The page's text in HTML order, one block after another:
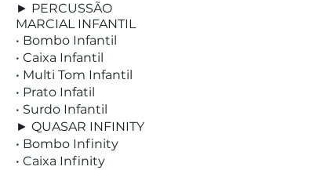
► PERCUSSÃO
MARCIAL INFANTIL
• Bombo Infantil
• Caixa Infantil
• Multi Tom Infantil
• Prato Infatil
• Surdo Infantil
► QUASAR INFINITY
• Bombo Infinity
• Caixa Infinity